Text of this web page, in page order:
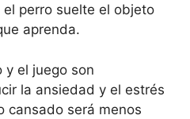
perro suelte el objeto
aprenda.
y el juego son
la ansiedad y el estrés
cansado será menos